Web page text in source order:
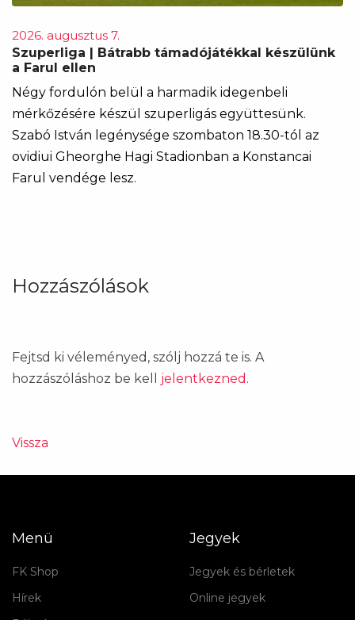
2026. augusztus 7.
Szuperliga | Bátrabb támadójátékkal készülünk
a Farul ellen
Négy fordulón belül a harmadik idegenbeli
mérkőzésére készül szuperligás együttesünk.
Szabó István legénysége szombaton 18.30-tól az
ovidiui Gheorghe Hagi Stadionban a Konstancai
Farul vendége lesz.
Hozzászólások
Fejtsd ki véleményed, szólj hozzá te is. A
hozzászóláshoz be kell jelentkezned .
Vissza
Menü
FK Shop
Hírek
Jegyek
Jegyek és bérletek
Online jegyek